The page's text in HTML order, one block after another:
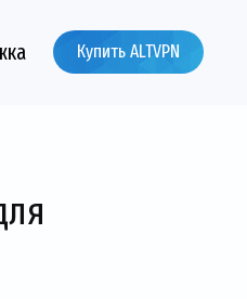
Купить ALTVPN